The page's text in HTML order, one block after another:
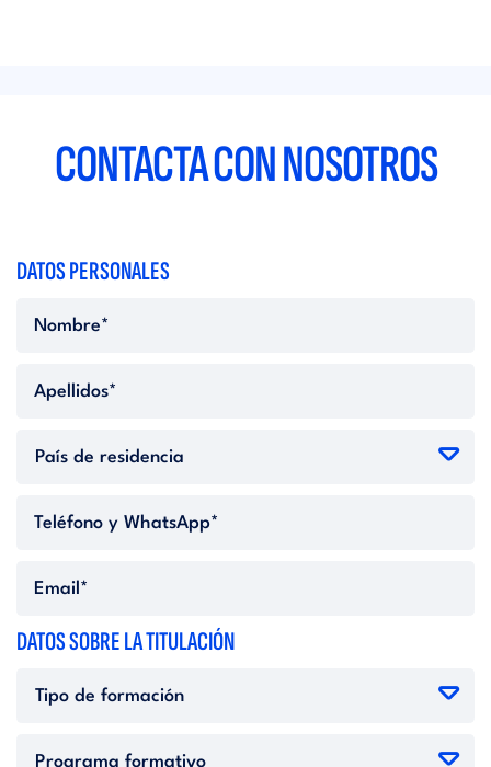
CONTACTA CON NOSOTROS
DATOS PERSONALES
DATOS SOBRE LA TITULACIÓN